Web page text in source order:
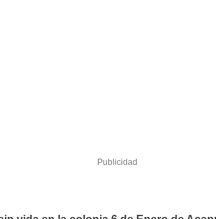
Publicidad